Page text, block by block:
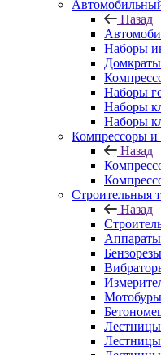
Назад
Наборы
Домкраты
Наборы
Наборы
Наборы
Компрессоры и
Назад
Строительныя
Назад
Аппараты
Бензорезы
Мотобуры